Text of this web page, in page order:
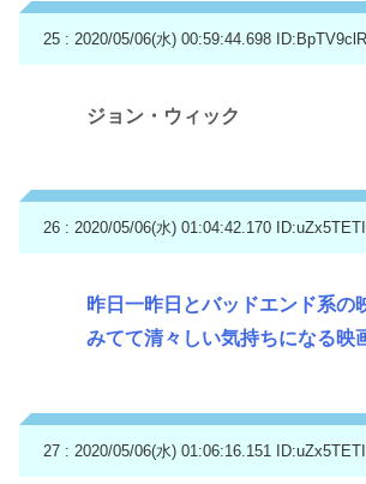
25 : 2020/05/06(水) 00:59:44.698
ジョン・ウィック
26 : 2020/05/06(水) 01:04:42.170
昨日一昨日とバッドエンド系の
みてて清々しい気持ちになる映
27 : 2020/05/06(水) 01:06:16.151